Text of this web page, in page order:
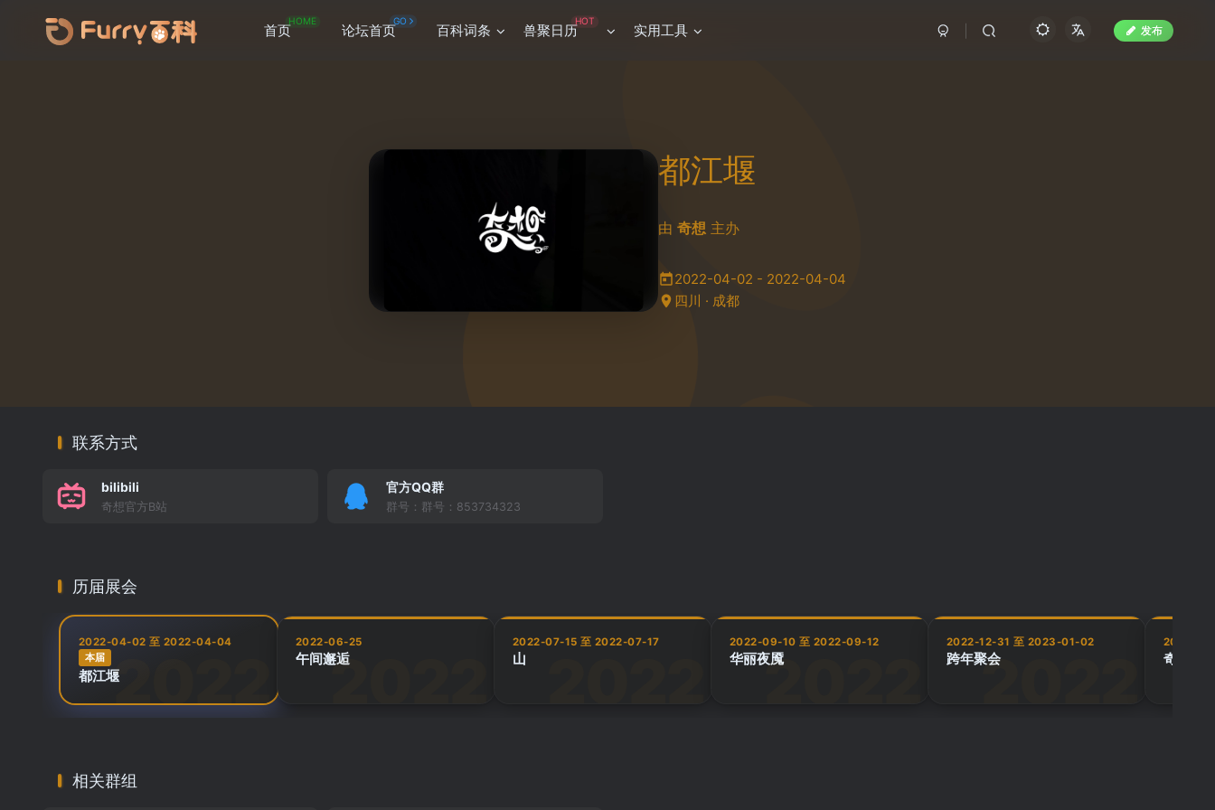
首页
HOME
论坛首页GO 百科词条 兽聚日历
HOT
实用工具 发布
都江堰
由 奇想 主办
2022-04-02 - 2022-04-04
四川 · 成都
联系方式
bilibili
奇想官方B站
官方QQ群
群号：群号：853734323
历届展会
2022-04-02 至 2022-04-04
本届
都江堰
2022-06-25
午间邂逅
2022-07-15 至 2022-07-17
山
2022-09-10 至 2022-09-12
华丽夜魇
2022-12-31 至 2023-01-02
跨年聚会
2023-
奇想
相关群组